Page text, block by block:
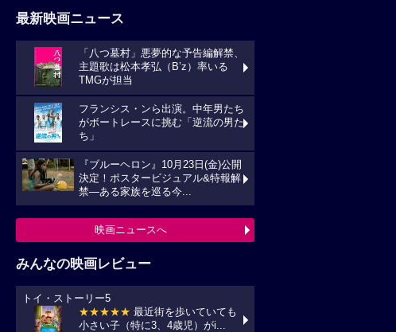
最新映画ニュース
「八つ墓村」悪夢的な予告編解禁、
主題歌は松本孝弘（B’z）率いる
TMGが担当
フランシス・ンら出演。中年男たち
がボートレースに挑む「逆流の男た
ち」
『ブルーヘロン』10月23日(金)公開
決定！ポスタービジュアル&特報解
禁―ある家族を巡る今...
映画ニュースへ
みんなの映画レビュー
トイ・ストーリー5
★★★★★ 最近街を歩いていても
小さい子（特に3、4歳児）がi...